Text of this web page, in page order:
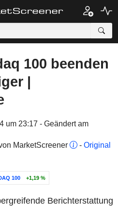
100 beenden
|
um 23:17 - Geändert am
MarketScreener
- Original
100 +1,19 %
Berichterstattung